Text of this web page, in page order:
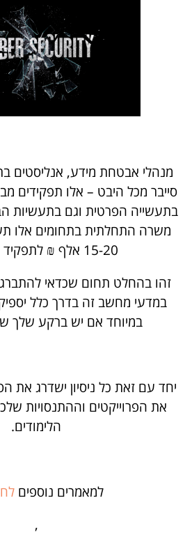
מנהלי אבטחת מידע, אנליסטים
סייבר מכל היבט – אלו תפקידים
בתעשייה הפרטית וגם בתעשיות
משרה התחלתית בתחומים אלו
15-20 אלף ₪ לתפקיד התחלתי.
זהו בהחלט תחום שכדאי
במדעי מחשב זה בדרך כלל
במיוחד אם יש ברקע שלך
יחד עם זאת כל ניסיון ישדרג את
את הפרוייקטים וההתנסויות
הלימודים.
למאמרים נוספים
,